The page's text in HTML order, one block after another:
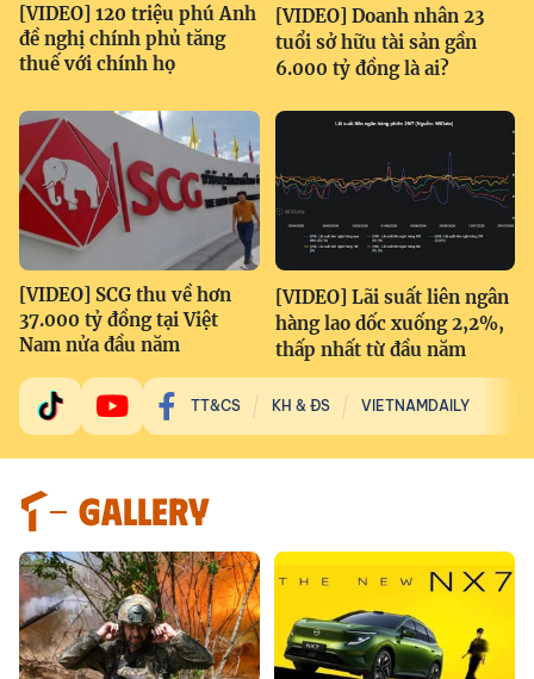
[VIDEO] 120 triệu phú Anh
đề nghị chính phủ tăng
thuế với chính họ
[VIDEO] Doanh nhân 23
tuổi sở hữu tài sản gần
6.000 tỷ đồng là ai?
[VIDEO] SCG thu về hơn
37.000 tỷ đồng tại Việt
Nam nửa đầu năm
[VIDEO] Lãi suất liên ngân
hàng lao dốc xuống 2,2%,
thấp nhất từ đầu năm
TT&CS KH & ĐS VIETNAMDAILY
GALLERY